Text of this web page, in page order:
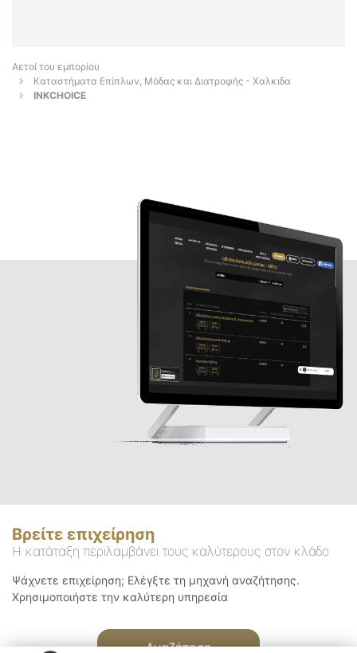
Αετοί του εμπορίου
Καταστήματα Επίπλων, Μόδας και Διατροφής - Χαλκιδα
INKCHOICE
Βρείτε επιχείρηση
Η κατάταξη περιλαμβάνει τους καλύτερους στον κλάδο
Ψάχνετε επιχείρηση; Ελέγξτε τη μηχανή αναζήτησης.
Χρησιμοποιήστε την καλύτερη υπηρεσία
Αναζήτηση